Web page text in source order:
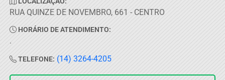
RUA QUINZE DE NOVEMBRO, 661 - CENTRO
HORÁRIO DE ATENDIMENTO:
.
TELEFONE: (14) 3264-4205